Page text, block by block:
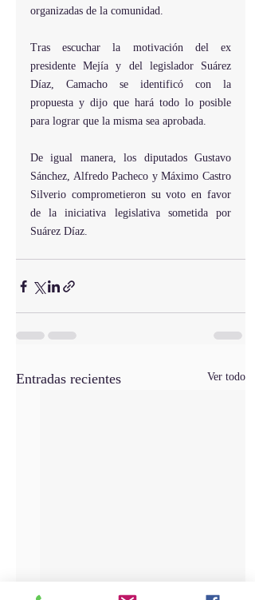
organizadas de la comunidad.
Tras escuchar la motivación del ex
presidente Mejía y del legislador Suárez
Díaz, Camacho se identificó con la
propuesta y dijo que hará todo lo posible
para lograr que la misma sea aprobada.
De igual manera, los diputados Gustavo
Sánchez, Alfredo Pacheco y Máximo Castro
Silverio comprometieron su voto en favor
de la iniciativa legislativa sometida por
Suárez Díaz.
Entradas recientes Ver todo